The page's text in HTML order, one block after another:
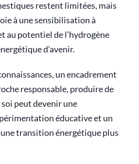
restent limitées, mais
à une sensibilisation à
au potentiel de l’hydrogène
d’avenir.
un encadrement
responsable, produire de
soi peut devenir une
éducative et un
transition énergétique plus